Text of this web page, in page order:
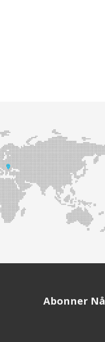
Abonner Nå